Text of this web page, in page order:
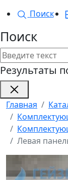
Поиск
Поиск
Результаты
Главная
Левая